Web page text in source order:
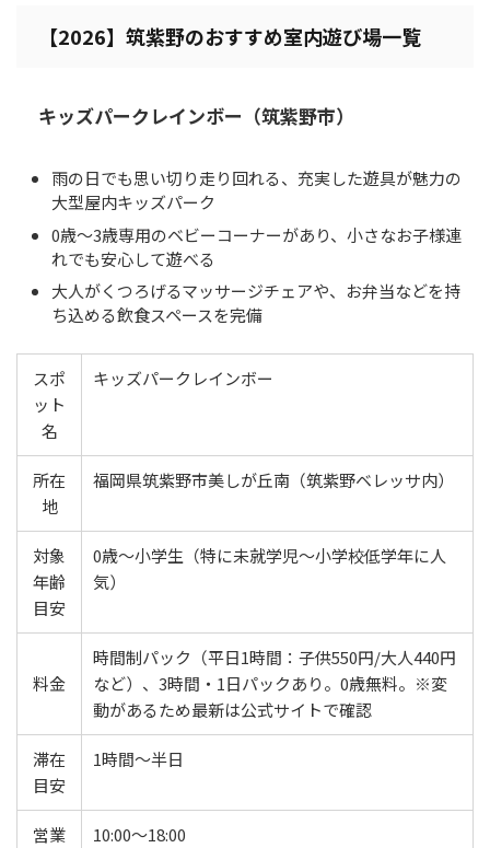
【2026】筑紫野のおすすめ室内遊び場一覧
キッズパークレインボー（筑紫野市）
雨の日でも思い切り走り回れる、充実した遊具が魅力の
大型屋内キッズパーク
0歳〜3歳専用のベビーコーナーがあり、小さなお子様連
れでも安心して遊べる
大人がくつろげるマッサージチェアや、お弁当などを持
ち込める飲食スペースを完備
スポ
ット
名
キッズパークレインボー
所在
地
福岡県筑紫野市美しが丘南（筑紫野ベレッサ内）
対象
年齢
目安
0歳〜小学生（特に未就学児〜小学校低学年に人
気）
料金
時間制パック（平日1時間：子供550円/大人440円
など）、3時間・1日パックあり。0歳無料。※変
動があるため最新は公式サイトで確認
滞在
目安
1時間〜半日
営業
10:00〜18:00